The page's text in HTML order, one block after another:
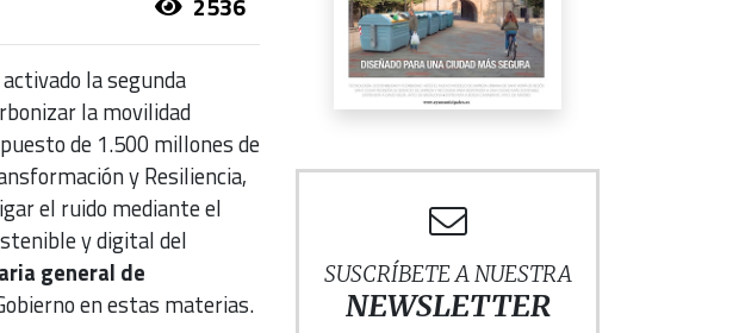
la segunda
la movilidad
de 1.500 millones de
y Resiliencia,
el ruido mediante el
y digital del
general de
en estas materias.
SUSCRÍBETE A NUESTRA
NEWSLETTER